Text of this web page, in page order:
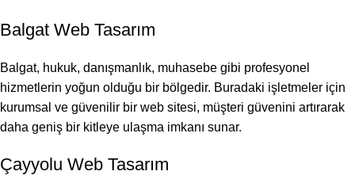
Balgat Web Tasarım
Balgat, hukuk, danışmanlık, muhasebe gibi profesyonel
hizmetlerin yoğun olduğu bir bölgedir. Buradaki işletmeler için
kurumsal ve güvenilir bir web sitesi, müşteri güvenini artırarak
daha geniş bir kitleye ulaşma imkanı sunar.
Çayyolu Web Tasarım